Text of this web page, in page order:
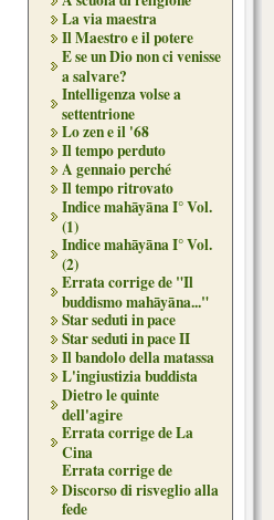
La via maestra
Il Maestro e il potere
E se un Dio non ci venisse
a salvare?
Intelligenza volse a
settentrione
Lo zen e il '68
Il tempo perduto
A gennaio perché
Il tempo ritrovato
Indice mahāyāna I° Vol.
(1)
Indice mahāyāna I° Vol.
(2)
Errata corrige de "Il
buddismo mahāyāna..."
Star seduti in pace
Star seduti in pace II
Il bandolo della matassa
L'ingiustizia buddista
Dietro le quinte
dell'agire
Errata corrige de La
Cina
Errata corrige de
Discorso di risveglio alla
fede